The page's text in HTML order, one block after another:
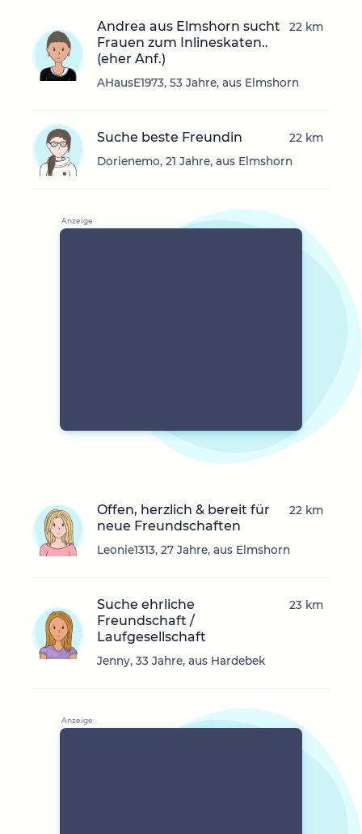
Andrea aus Elmshorn sucht
Frauen zum Inlineskaten..
(eher Anf.)
AHausE1973, 53 Jahre, aus Elmshorn
22 km
Suche beste Freundin
Dorienemo, 21 Jahre, aus Elmshorn
22 km
Offen, herzlich & bereit für
neue Freundschaften
Leonie1313, 27 Jahre, aus Elmshorn
22 km
Suche ehrliche
Freundschaft /
Laufgesellschaft
Jenny, 33 Jahre, aus Hardebek
23 km